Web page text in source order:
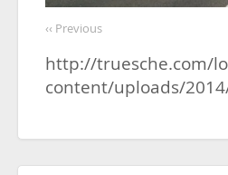
‹‹ Previous
http://truesche.com/
content/uploads/